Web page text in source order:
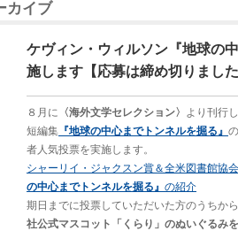
カイブ
ケヴィン・ウィルソン『地球の
施します【応募は締め切りました
８月に 〈海外文学セレクション〉 より刊行
短編集 『地球の中心までトンネルを掘る』
者人気投票を実施します。
シャーリイ・ジャクスン賞＆全米図書館協
の中心までトンネルを掘る』 の紹介
期日までに投票していただいた方のうちから
社公式マスコット「くらり」のぬいぐるみ